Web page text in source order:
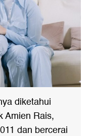
diketahui
Amien Rais,
dan bercerai